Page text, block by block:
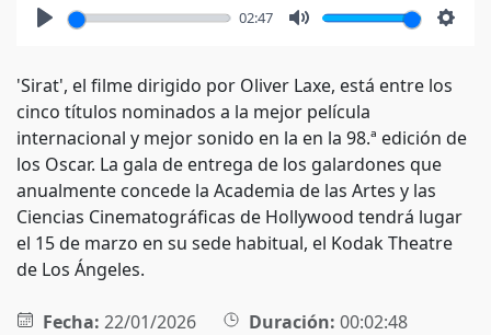
02:47
'Sirat', el filme dirigido por Oliver Laxe, está entre los
cinco títulos nominados a la mejor película
internacional y mejor sonido en la en la 98.ª edición de
los Oscar. La gala de entrega de los galardones que
anualmente concede la Academia de las Artes y las
Ciencias Cinematográficas de Hollywood tendrá lugar
el 15 de marzo en su sede habitual, el Kodak Theatre
de Los Ángeles.
Fecha: 22/01/2026 Duración: 00:02:48